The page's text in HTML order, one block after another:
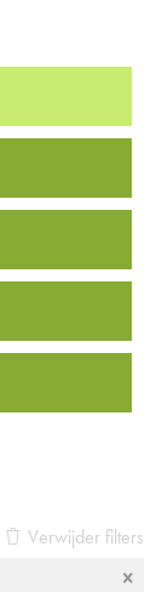
Verwijder filters